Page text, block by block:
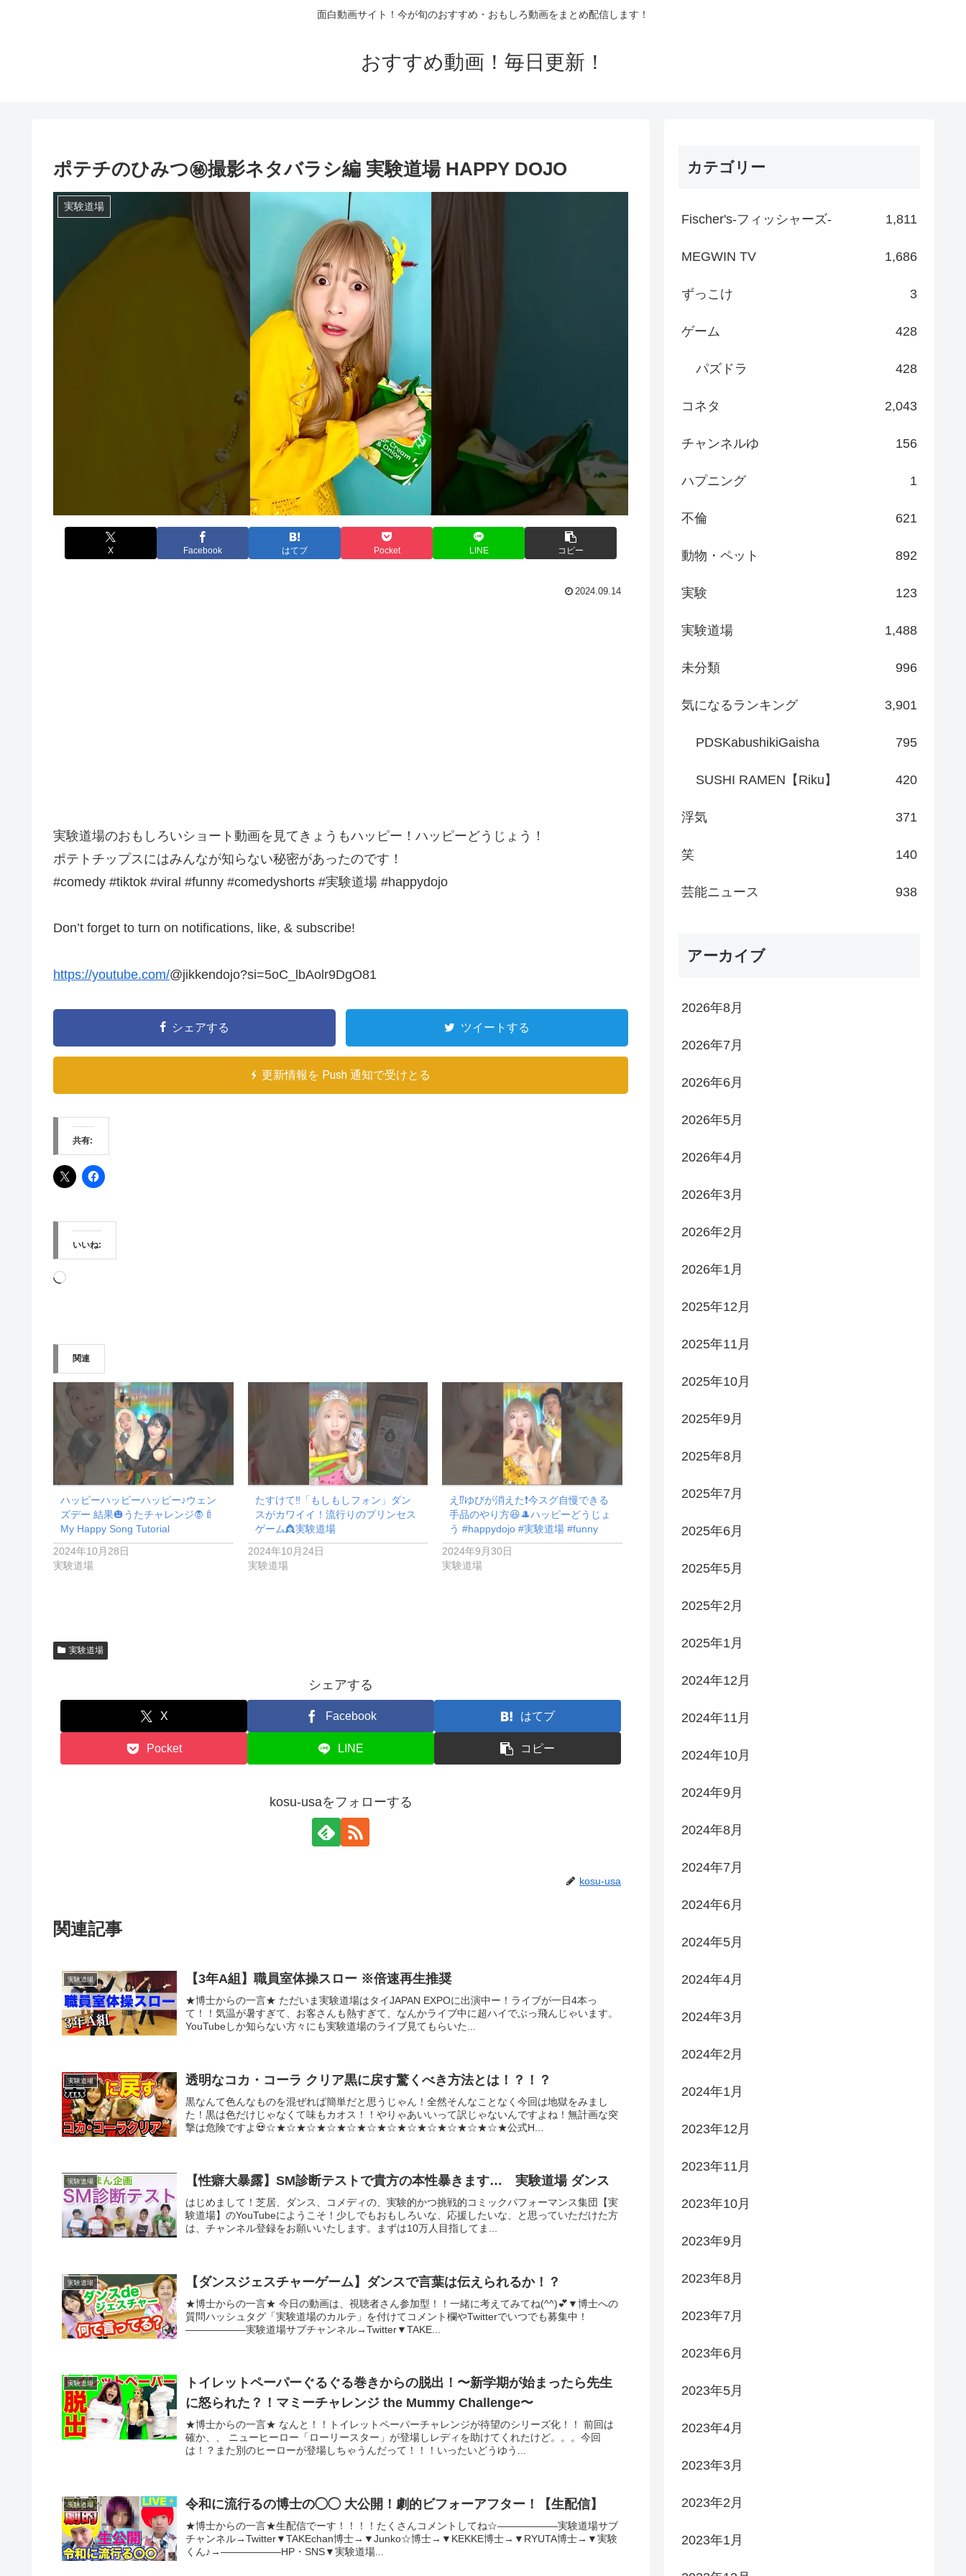
面白動画サイト！今が旬のおすすめ・おもしろ動画をまとめ配信します！
おすすめ動画！毎日更新！
ポテチのひみつ㊙️撮影ネタバラシ編 実験道場 HAPPY DOJO
実験道場
X Facebook はてブ Pocket LINE コピー
2024.09.14
実験道場のおもしろいショート動画を見てきょうもハッピー！ハッピーどうじょう！
ポテトチップスにはみんなが知らない秘密があったのです！
#comedy #tiktok #viral #funny #comedyshorts #実験道場 #happydojo
Don’t forget to turn on notifications, like, & subscribe!
https://youtube.com/@jikkendojo?si=5oC_lbAolr9DgO81
シェアする ツイートする
更新情報を Push 通知で受けとる
共有:
いいね:
読
み
中…
関連
ハッピーハッピーハッピー♪ウェン
ズデー 結果🎃うたチャレンジ🧛🍼
My Happy Song Tutorial
2024年10月28日
実験道場
たすけて‼️「もしもしフォン」ダン
スがカワイイ！流行りのプリンセス
ゲーム👸実験道場
2024年10月24日
実験道場
え⁉️ゆびが消えた❗️今スグ自慢できる
手品のやり方😆🎩ハッピーどうじょ
う #happydojo #実験道場 #funny
2024年9月30日
実験道場
実験道場
シェアする
X Facebook はてブ
Pocket LINE コピー
kosu-usaをフォローする
kosu-usa
関連記事
実験道場 【3年A組】職員室体操スロー ※倍速再生推奨
★博士からの一言★ ただいま実験道場はタイJAPAN EXPOに出演中ー！ライブが一日4本っ
て！！気温が暑すぎて、お客さんも熱すぎて、なんかライブ中に超ハイでぶっ飛んじゃいます。
YouTubeしか知らない方々にも実験道場のライブ見てもらいた...
実験道場 透明なコカ・コーラ クリア黒に戻す驚くべき方法とは！？！？
黒なんて色んなものを混ぜれば簡単だと思うじゃん！全然そんなことなく今回は地獄をみまし
た！黒は色だけじゃなくて味もカオス！！やりゃあいいって訳じゃないんですよね！無計画な突
撃は危険ですよ💀☆★☆★☆★☆★☆★☆★☆★☆★☆★☆★☆★☆★公式H...
実験道場 【性癖大暴露】SM診断テストで貴方の本性暴きます… 実験道場 ダンス
はじめまして！芝居、ダンス、コメディの、実験的かつ挑戦的コミックパフォーマンス集団【実
験道場】のYouTubeにようこそ！少しでもおもしろいな、応援したいな、と思っていただけた方
は、チャンネル登録をお願いいたします。まずは10万人目指してま...
実験道場 【ダンスジェスチャーゲーム】ダンスで言葉は伝えられるか！？
★博士からの一言★ 今日の動画は、視聴者さん参加型！！一緒に考えてみてね(^^)💕▼博士への
質問ハッシュタグ「実験道場のカルテ」を付けてコメント欄やTwitterでいつでも募集中！
——————実験道場サブチャンネル→Twitter▼TAKE...
実験道場
トイレットペーパーぐるぐる巻きからの脱出！〜新学期が始まったら先生
に怒られた？！マミーチャレンジ the Mummy Challenge〜
★博士からの一言★ なんと！！トイレットペーパーチャレンジが待望のシリーズ化！！ 前回は
確か、、 ニューヒーロー「ローリースター」が登場しレディを助けてくれたけど。。。今回
は！？また別のヒーローが登場しちゃうんだって！！！いったいどうゆう...
実験道場 令和に流行るの博士の◯◯ 大公開！劇的ビフォーアフター！【生配信】
★博士からの一言★生配信でーす！！！！たくさんコメントしてね☆——————実験道場サブ
チャンネル→Twitter▼TAKEchan博士→▼Junko☆博士→▼KEKKE博士→▼RYUTA博士→▼実験
くん♪→——————HP・SNS▼実験道場...
カテゴリー
Fischer's-フィッシャーズ- 1,811
MEGWIN TV 1,686
ずっこけ 3
ゲーム 428
パズドラ 428
コネタ 2,043
チャンネルゆ 156
ハプニング 1
不倫 621
動物・ペット 892
実験 123
実験道場 1,488
未分類 996
気になるランキング 3,901
PDSKabushikiGaisha 795
SUSHI RAMEN【Riku】 420
浮気 371
笑 140
芸能ニュース 938
アーカイブ
2026年8月
2026年7月
2026年6月
2026年5月
2026年4月
2026年3月
2026年2月
2026年1月
2025年12月
2025年11月
2025年10月
2025年9月
2025年8月
2025年7月
2025年6月
2025年5月
2025年2月
2025年1月
2024年12月
2024年11月
2024年10月
2024年9月
2024年8月
2024年7月
2024年6月
2024年5月
2024年4月
2024年3月
2024年2月
2024年1月
2023年12月
2023年11月
2023年10月
2023年9月
2023年8月
2023年7月
2023年6月
2023年5月
2023年4月
2023年3月
2023年2月
2023年1月